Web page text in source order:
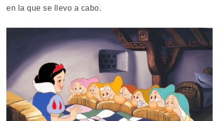
en la que se llevo a cabo.